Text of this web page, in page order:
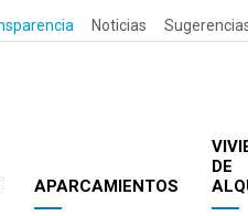
Noticias
APARCAMIENTOS
DE